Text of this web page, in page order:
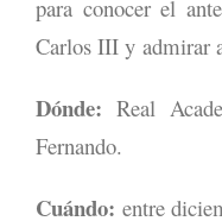
para conocer el
Carlos III y admirar
Dónde: Real
Fernando.
Cuándo: entre